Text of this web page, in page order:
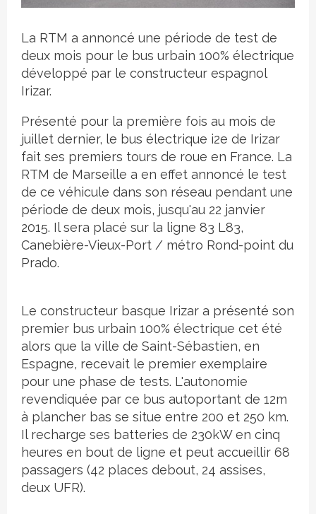
Crédit photo
La RTM a annoncé une période de test de
deux mois pour le bus urbain 100% électrique
développé par le constructeur espagnol
Irizar.
Présenté pour la première fois au mois de
juillet dernier, le bus électrique i2e de Irizar
fait ses premiers tours de roue en France. La
RTM de Marseille a en effet annoncé le test
de ce véhicule dans son réseau pendant une
période de deux mois, jusqu'au 22 janvier
2015. Il sera placé sur la ligne 83 L83,
Canebière-Vieux-Port / métro Rond-point du
Prado.
Le constructeur basque Irizar a présenté son
premier bus urbain 100% électrique cet été
alors que la ville de Saint-Sébastien, en
Espagne, recevait le premier exemplaire
pour une phase de tests. L'autonomie
revendiquée par ce bus autoportant de 12m
à plancher bas se situe entre 200 et 250 km.
Il recharge ses batteries de 230kW en cinq
heures en bout de ligne et peut accueillir 68
passagers (42 places debout, 24 assises,
deux UFR).